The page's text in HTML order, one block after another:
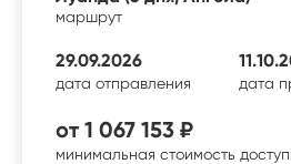
маршрут
29.09.2026
дата отправления дата
от 1 067 153 ₽
минимальная стоимость